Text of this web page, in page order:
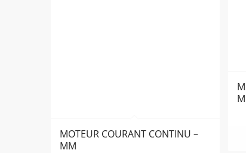
MOTEUR COURANT CONTINU –
MM